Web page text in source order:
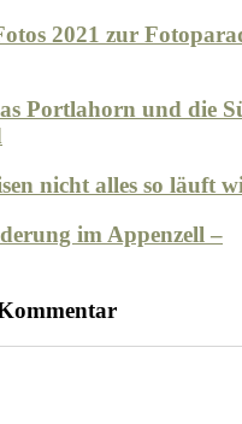
2021 zur
Portlahorn und die
nicht alles so läuft
im Appenzell –